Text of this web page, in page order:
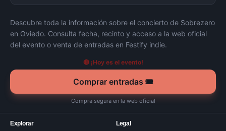
Descubre toda la información sobre el concierto de Sobrezero
en Oviedo. Consulta fecha, recinto y acceso a la web oficial
del evento o venta de entradas en Festify indie.
🔴 ¡Hoy es el evento!
Comprar entradas 🎟️
Compra segura en la web oficial
Explorar Legal